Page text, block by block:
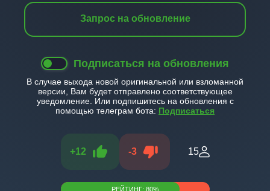
Запрос на обновление
Подписаться на обновления
В случае выхода новой оригинальной или взломанной
версии, Вам будет отправлено соответствующее
уведомление. Или подпишитесь на обновления с
помощью телеграм бота: Подписаться
+12 -3 15
РЕЙТИНГ: 80%